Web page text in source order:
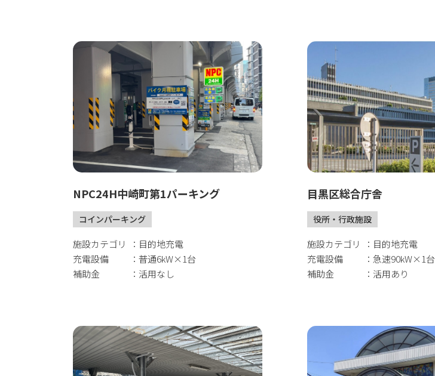
NPC24H中崎町第1パーキング
コインパーキング
施設カテゴリ
目的地充電
充電設備
普通6kW×1台
補助金
活用なし
目黒区総合庁舎
役所・行政施設
施設カテゴリ
目的地充電
充電設備
急速90kW×1台
補助金
活用あり